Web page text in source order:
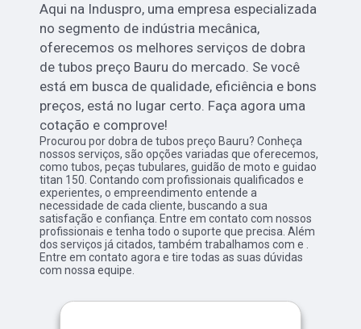
Aqui na Induspro, uma empresa especializada
no segmento de indústria mecânica,
oferecemos os melhores serviços de dobra
de tubos preço Bauru do mercado. Se você
está em busca de qualidade, eficiência e bons
preços, está no lugar certo. Faça agora uma
cotação e comprove!
Procurou por dobra de tubos preço Bauru? Conheça
nossos serviços, são opções variadas que oferecemos,
como tubos, peças tubulares, guidão de moto e guidao
titan 150. Contando com profissionais qualificados e
experientes, o empreendimento entende a
necessidade de cada cliente, buscando a sua
satisfação e confiança. Entre em contato com nossos
profissionais e tenha todo o suporte que precisa. Além
dos serviços já citados, também trabalhamos com e .
Entre em contato agora e tire todas as suas dúvidas
com nossa equipe.